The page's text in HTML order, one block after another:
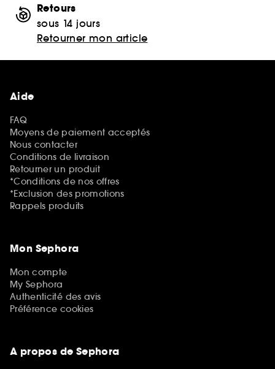
Retours
sous 14 jours
Retourner mon article
Aide
FAQ
Moyens de paiement acceptés
Nous contacter
Conditions de livraison
Retourner un produit
*Conditions de nos offres
*Exclusion des promotions
Rappels produits
Mon Sephora
Mon compte
My Sephora
Authenticité des avis
Préférence cookies
A propos de Sephora